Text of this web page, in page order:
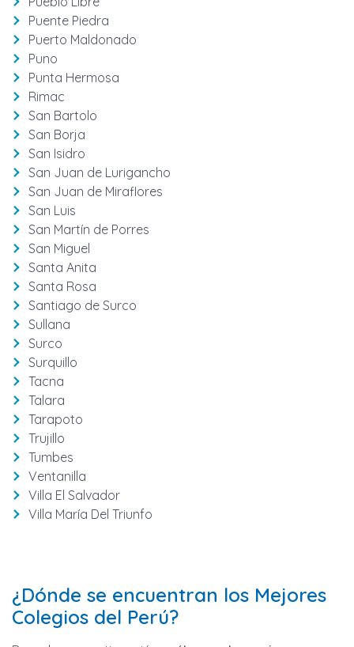
Puente Piedra
Puerto Maldonado
Puno
Punta Hermosa
Rimac
San Bartolo
San Borja
San Isidro
San Juan de Lurigancho
San Juan de Miraflores
San Luis
San Martín de Porres
San Miguel
Santa Anita
Santa Rosa
Santiago de Surco
Sullana
Surco
Surquillo
Tacna
Talara
Tarapoto
Trujillo
Tumbes
Ventanilla
Villa El Salvador
Villa María Del Triunfo
¿Dónde se encuentran los Mejores
Colegios del Perú?